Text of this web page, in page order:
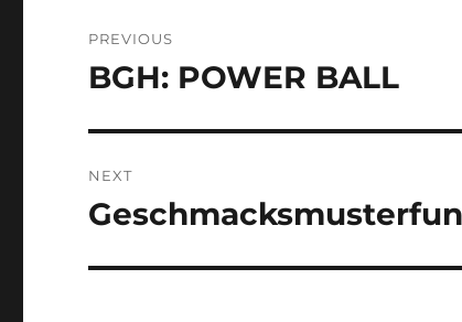
navigation
PREVIOUS
Previous
BGH: POWER BALL
NEXT
Next